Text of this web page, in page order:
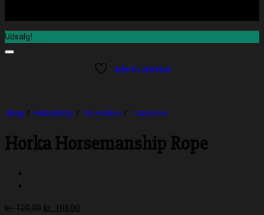
Udsalg!
Add to Wishlist
Shop / Rideudstyr / Til Hesten / Træktove
Horka Horsemanship Rope
kr.120,00 Den
kr. 108,00